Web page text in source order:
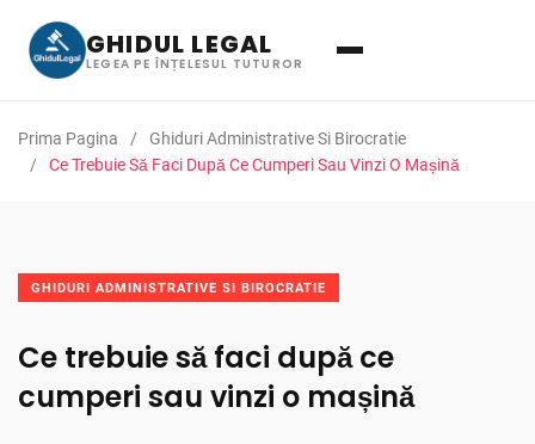
GHIDUL LEGAL
LEGEA PE ÎNȚELESUL TUTUROR
Prima Pagina
Ghiduri Administrative Si Birocratie
Ce Trebuie Să Faci După Ce Cumperi Sau Vinzi O Mașină
GHIDURI ADMINISTRATIVE SI BIROCRATIE
Ce trebuie să faci după ce
cumperi sau vinzi o mașină